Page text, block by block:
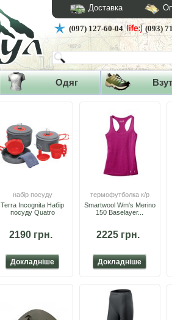
Доставка
(097) 127-60-04 (093)
Одяг
набір посуду
Terra Incognita Набір
посуду Quatro
2190 грн.
Докладніше
термофутболка к/р
Smartwool Wm's Merino
150 Baselayer...
2225 грн.
Докладніше